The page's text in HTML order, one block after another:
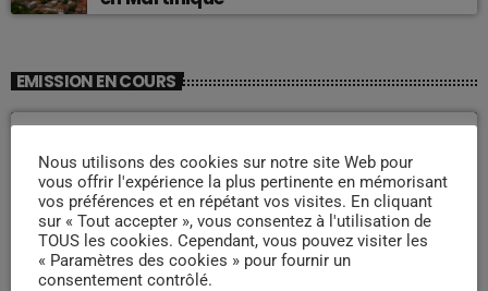
EMISSION EN COURS
Nous utilisons des cookies sur notre site Web pour
vous offrir l'expérience la plus pertinente en mémorisant
vos préférences et en répétant vos visites. En cliquant
sur « Tout accepter », vous consentez à l'utilisation de
TOUS les cookies. Cependant, vous pouvez visiter les
« Paramètres des cookies » pour fournir un
consentement contrôlé.